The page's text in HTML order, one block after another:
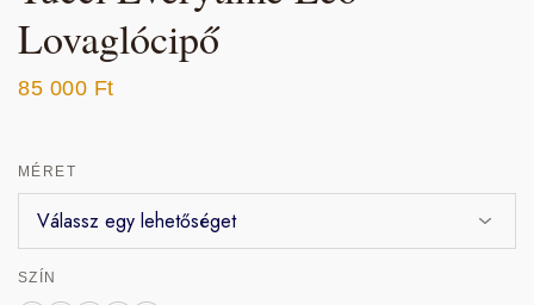
Lovaglócipő
85 000 Ft
MÉRET
SZÍN